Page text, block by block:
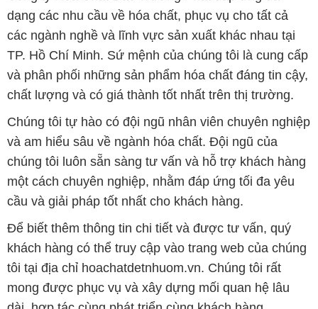
chất lượng và có giá thành tốt nhất trên thị trường.
Chúng tôi tự hào có đội ngũ nhân viên chuyên nghiệp
và am hiểu sâu về ngành hóa chất. Đội ngũ của
chúng tôi luôn sẵn sàng tư vấn và hỗ trợ khách hàng
một cách chuyên nghiệp, nhằm đáp ứng tối đa yêu
cầu và giải pháp tốt nhất cho khách hàng.
Để biết thêm thông tin chi tiết và được tư vấn, quý
khách hàng có thể truy cập vào trang web của chúng
tôi tại địa chỉ hoachatdetnhuom.vn. Chúng tôi rất
mong được phục vụ và xây dựng mối quan hệ lâu
dài, hợp tác cùng phát triển cùng khách hàng.
Bản quyền © 2016 hoachatdetnhuom.vn